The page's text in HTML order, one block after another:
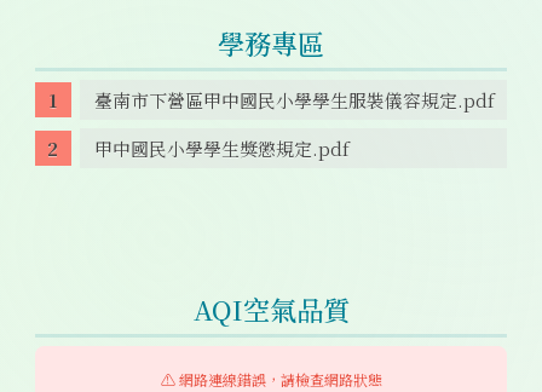
學務專區
臺南市下營區甲中國民小學學生服裝儀容規定.pdf
甲中國民小學學生獎懲規定.pdf
AQI空氣品質
⚠️ 網路連線錯誤，請檢查網路狀態